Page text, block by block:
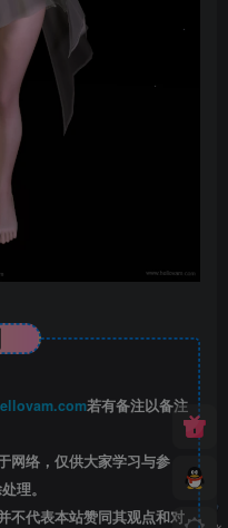
若有备注以备注
网络，仅供大家学习与参
理。
不代表本站赞同其观点和对